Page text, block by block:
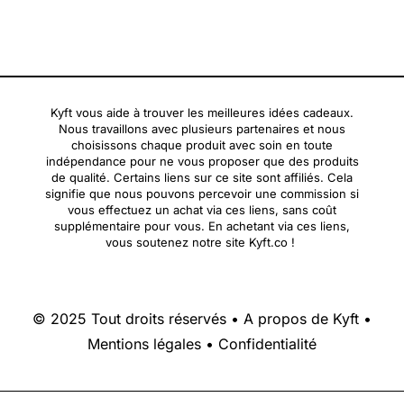
Kyft vous aide à trouver les meilleures idées cadeaux.
Nous travaillons avec plusieurs partenaires et nous
choisissons chaque produit avec soin en toute
indépendance pour ne vous proposer que des produits
de qualité. Certains liens sur ce site sont affiliés. Cela
signifie que nous pouvons percevoir une commission si
vous effectuez un achat via ces liens, sans coût
supplémentaire pour vous. En achetant via ces liens,
vous soutenez notre site Kyft.co !
© 2025 Tout droits réservés • A propos de Kyft •
Mentions légales • Confidentialité